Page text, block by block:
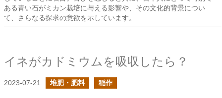
ある青い石がミカン栽培に与える影響や、その文化的背景につい
て、さらなる探求の意欲を示しています。
イネがカドミウムを吸収したら？
2023-07-21 堆肥・肥料 稲作